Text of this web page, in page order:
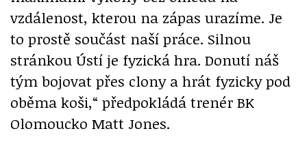
vzdálenost, kterou na zápas urazíme. Je
to prostě součást naší práce. Silnou
stránkou Ústí je fyzická hra. Donutí náš
tým bojovat přes clony a hrát fyzicky pod
oběma koši,“ předpokládá trenér BK
Olomoucko Matt Jones.